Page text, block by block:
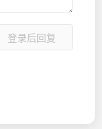
登录后回复